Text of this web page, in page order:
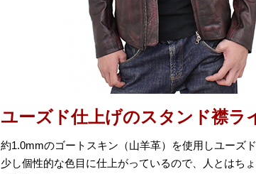
ユーズド仕上げのスタンド襟ラ
約1.0mmのゴートスキン（山羊革）を使用しユーズ
少し個性的な色目に仕上がっているので、人とはち